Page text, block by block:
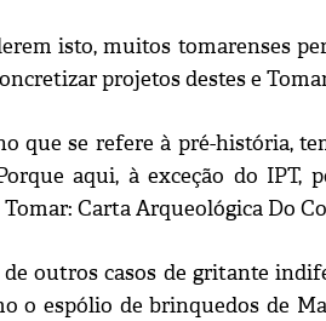
isto, muitos tomarenses
projetos destes e
que se refere à pré-história,
aqui, à exceção do IPT,
Carta Arqueológica Do
outros casos de gritante
o espólio de brinquedos de